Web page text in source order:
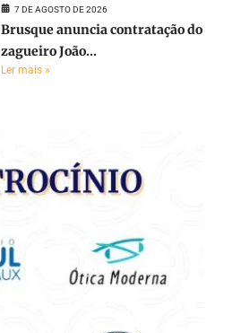
7 DE AGOSTO DE 2026
Brusque anuncia contratação do
zagueiro João...
Ler mais »